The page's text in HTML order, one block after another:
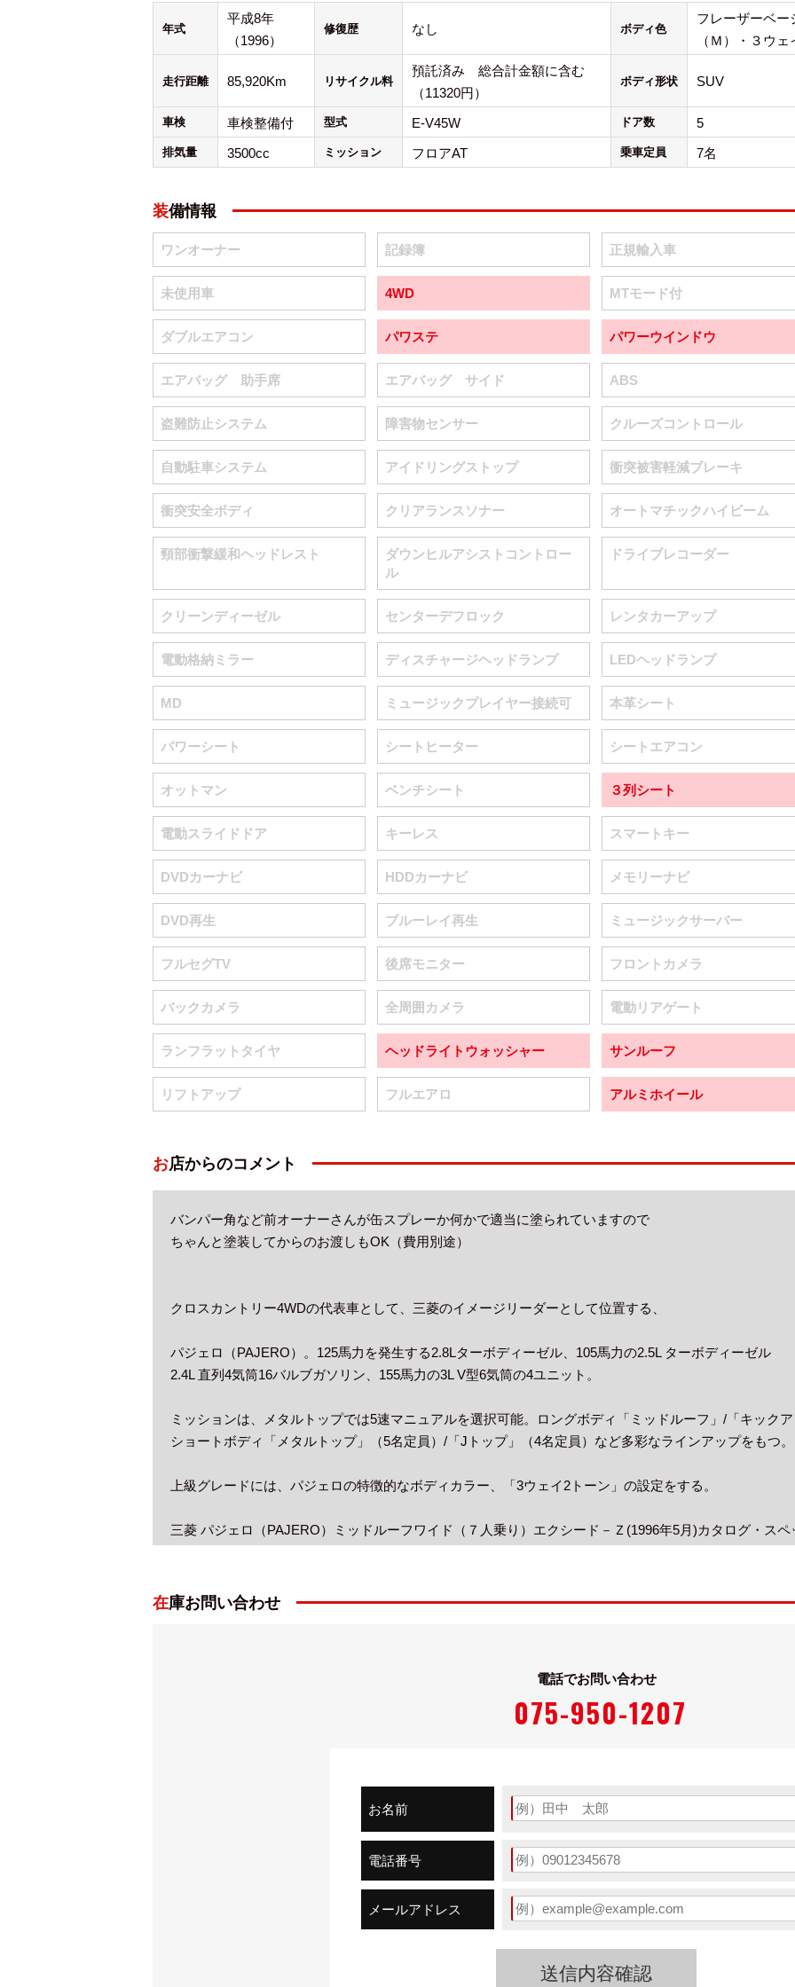
年式
平成8年
（1996）
修復歴 なし ボディ色
フレーザーベー
（Ｍ）・３ウ
走行距離 85,920Km リサイクル料
預託済み 総合計金額に含む
（11320円）
ボディ形状 SUV
車検 車検整備付 型式 E-V45W ドア数 5
排気量 3500cc ミッション フロアAT 乗車定員 7名
装備情報
ワンオーナー 記録簿 正規輸入車
未使用車 4WD MTモード付
ダブルエアコン パワステ パワーウインドウ
エアバッグ 助手席 エアバッグ サイド ABS
盗難防止システム 障害物センサー クルーズコントロール
自動駐車システム アイドリングストップ 衝突被害軽減ブレーキ
衝突安全ボディ クリアランスソナー オートマチックハイビーム
頸部衝撃緩和ヘッドレスト
ダウンヒルアシストコントロー
ル
ドライブレコーダー
クリーンディーゼル センターデフロック レンタカーアップ
電動格納ミラー ディスチャージヘッドランプ LEDヘッドランプ
MD ミュージックプレイヤー接続可 本革シート
パワーシート シートヒーター シートエアコン
オットマン ベンチシート ３列シート
電動スライドドア キーレス スマートキー
DVDカーナビ HDDカーナビ メモリーナビ
DVD再生 ブルーレイ再生 ミュージックサーバー
フルセグTV 後席モニター フロントカメラ
バックカメラ 全周囲カメラ 電動リアゲート
ランフラットタイヤ ヘッドライトウォッシャー サンルーフ
リフトアップ フルエアロ アルミホイール
お店からのコメント
バンパー角など前オーナーさんが缶スプレーか何かで適当に塗られていますので
ちゃんと塗装してからのお渡しもOK（費用別途）
クロスカントリー4WDの代表車として、三菱のイメージリーダーとして位置する、
パジェロ（PAJERO）。125馬力を発生する2.8Lターボディーゼル、105馬力の2.5L ターボディーゼル
2.4L 直列4気筒16バルブガソリン、155馬力の3L V型6気筒の4ユニット。
ミッションは、メタルトップでは5速マニュアルを選択可能。ロングボディ「ミッドルーフ」/「キックア
ショートボディ「メタルトップ」（5名定員）/「Jトップ」（4名定員）など多彩なラインアップをもつ。
上級グレードには、パジェロの特徴的なボディカラー、「3ウェイ2トーン」の設定をする。
三菱 パジェロ（PAJERO）ミッドルーフワイド（７人乗り）エクシード－Ｚ(1996年5月)カタログ・スペ
中古車価格帯
※2004年4月以降の発売車種につきましては、車両本体価格と消費税相当額（地方消費税額を含む）を含
在庫お問い合わせ
電話でお問い合わせ
075-950-1207
お名前
電話番号
メールアドレス